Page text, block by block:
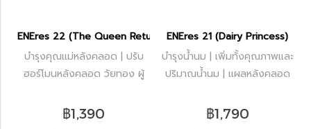
ENEres 22 (The Queen Returns)
บำรุงคุณแม่หลังคลอด | ปรับ
ฮอร์โมนหลังคลอด วัยทอง ผู้
หลังคลอด | ผมงอกใหม่ไวขึ้น |
฿1,390
ENEres 21 (Dairy Princess)
บำรุงน้ำนม | เพิ่มทั้งคุณภาพและ
ปริมาณน้ำนม | แผลหลังคลอด
อิ่มท้อง นอนได้นาน พัฒนาการ
฿1,790